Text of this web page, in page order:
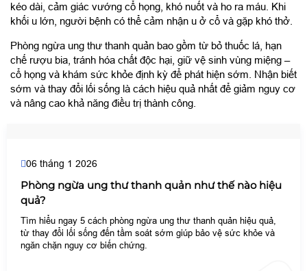
kéo dài, cảm giác vướng cổ họng, khó nuốt và ho ra máu. Khi
khối u lớn, người bệnh có thể cảm nhận u ở cổ và gặp khó thở.
Phòng ngừa ung thư thanh quản bao gồm từ bỏ thuốc lá, hạn
chế rượu bia, tránh hóa chất độc hại, giữ vệ sinh vùng miệng –
cổ họng và khám sức khỏe định kỳ để phát hiện sớm. Nhận biết
sớm và thay đổi lối sống là cách hiệu quả nhất để giảm nguy cơ
và nâng cao khả năng điều trị thành công.
06 tháng 1 2026
Phòng ngừa ung thư thanh quản như thế nào hiệu
quả?
Tìm hiểu ngay 5 cách phòng ngừa ung thư thanh quản hiệu quả,
từ thay đổi lối sống đến tầm soát sớm giúp bảo vệ sức khỏe và
ngăn chặn nguy cơ biến chứng.